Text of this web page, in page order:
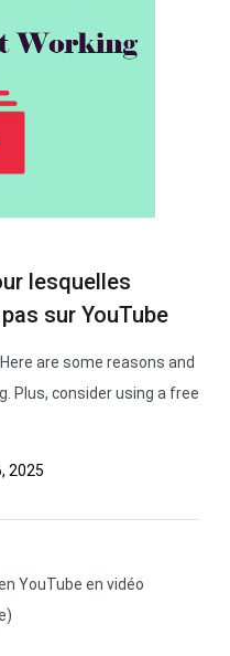
lesquelles
sur YouTube
are some reasons and
Plus, consider using a free
2025